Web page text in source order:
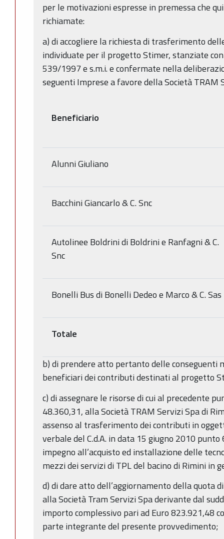
per le motivazioni espresse in premessa che
richiamate:
a) di accogliere la richiesta di trasferimento
individuate per il progetto Stimer, stanziate
539/1997 e s.m.i. e confermate nella
seguenti Imprese a favore della Società TRAM
Beneficiario
Alunni Giuliano
Bacchini Giancarlo & C. Snc
Autolinee Boldrini di Boldrini e Ranfagni & C.
Snc
Bonelli Bus di Bonelli Dedeo e Marco & C. Sas
Totale
b) di prendere atto pertanto delle conseguenti
beneficiari dei contributi destinati al progetto
c) di assegnare le risorse di cui al precedente
48.360,31, alla Società TRAM Servizi Spa di
assenso al trasferimento dei contributi in
verbale del C.d.A. in data 15 giugno 2010
impegno all’acquisto ed installazione delle
mezzi dei servizi di TPL del bacino di Rimini in
d) di dare atto dell’aggiornamento della quota
alla Società Tram Servizi Spa derivante dal
importo complessivo pari ad Euro 823.921,48
parte integrante del presente provvedimento;